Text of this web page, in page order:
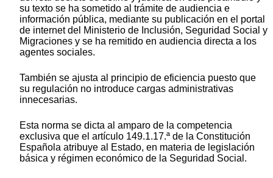
su texto se ha sometido al trámite de audiencia e
información pública, mediante su publicación en el portal
de internet del Ministerio de Inclusión, Seguridad Social y
Migraciones y se ha remitido en audiencia directa a los
agentes sociales.
También se ajusta al principio de eficiencia puesto que
su regulación no introduce cargas administrativas
innecesarias.
Esta norma se dicta al amparo de la competencia
exclusiva que el artículo 149.1.17.ª de la Constitución
Española atribuye al Estado, en materia de legislación
básica y régimen económico de la Seguridad Social.